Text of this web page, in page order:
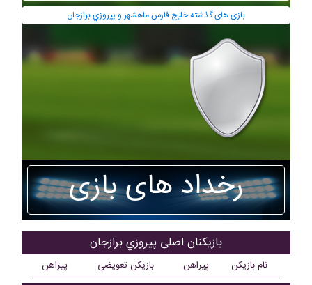
بازی های گذشته خلیج فارس ماهشهر و پيروزي برازجان
رخداد های بازی
بازیکنان اصلی پيروزي برازجان
نام بازیکن پیراهن بازیکن تعویضی پیراهن